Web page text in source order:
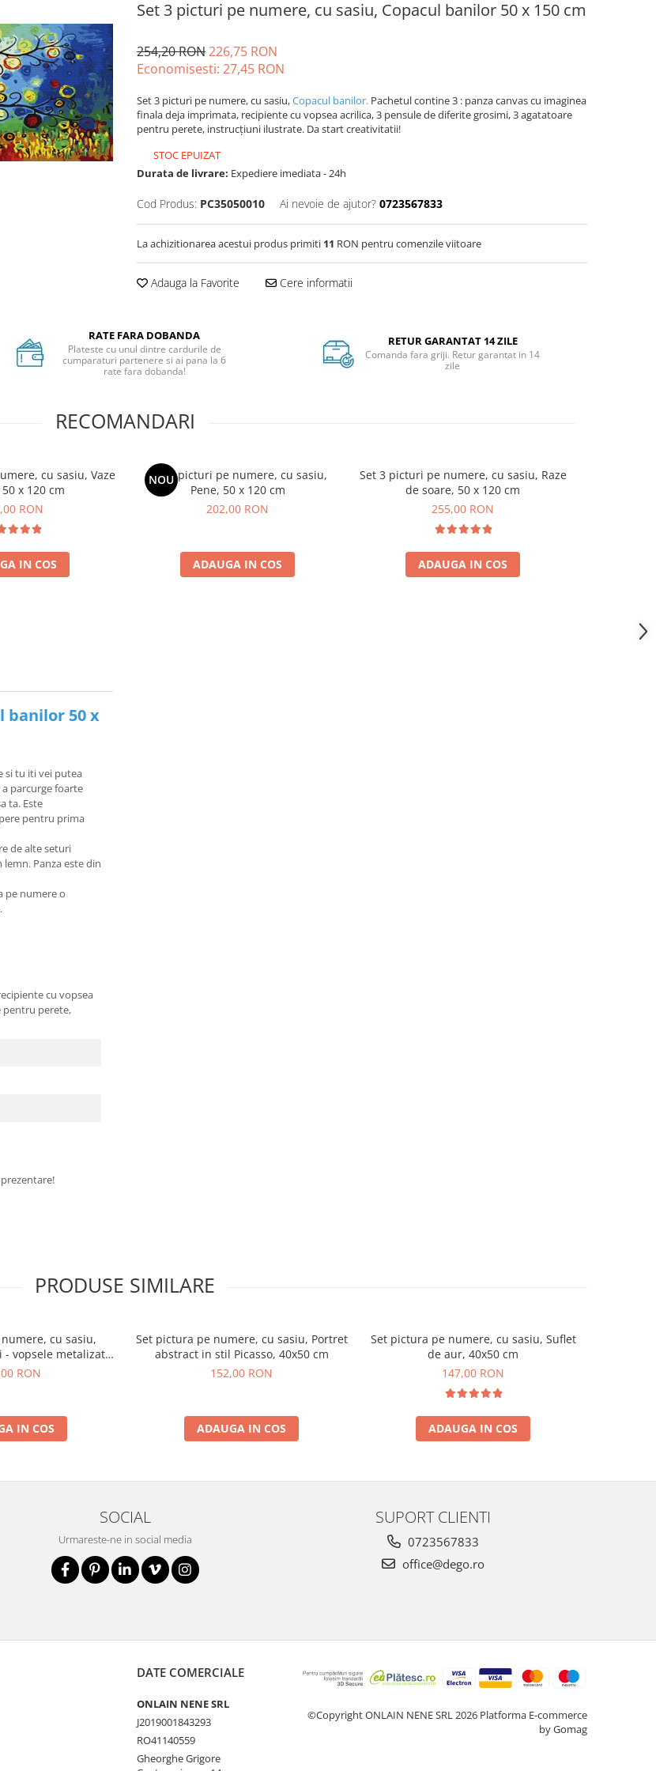
Set 3 picturi pe numere, cu sasiu, Copacul banilor 50 x 150 cm
254,20 RON226,75 RON
Economisesti: 27,45 RON
Set 3 picturi pe numere, cu sasiu,Copacul banilor. Pachetul contine 3 : panza canvas cu imaginea
finala deja imprimata, recipiente cu vopsea acrilica, 3 pensule de diferite grosimi, 3 agatatoare
pentru perete, instrucțiuni ilustrate. Da start creativitatii!
STOC EPUIZAT
Durata de livrare: Expediere imediata - 24h
Cod Produs: PC35050010 Ai nevoie de ajutor? 0723567833
La achizitionarea acestui produs primiti 11 RON pentru comenzile viitoare
Adauga la Favorite Cere informatii
RATE FARA DOBANDA
Plateste cu unul dintre cardurile de
cumparaturi partenere si ai pana la 6
rate fara dobanda!
RETUR GARANTAT 14 ZILE
Comanda fara griji. Retur garantat in 14
zile
RECOMANDARI
cu sasiu, Vaze
x 120 cm
RON
IN COS
NOU
Set 3 picturi pe numere, cu sasiu,
Pene, 50 x 120 cm
202,00 RON
ADAUGA IN COS
Set 3 picturi pe numere, cu sasiu, Raze
de soare, 50 x 120 cm
255,00 RON
ADAUGA IN COS
banilor 50 x
si tu iti vei putea
parcurge foarte
ta. Este
pentru prima
de alte seturi
Panza este din
pe numere o
cu vopsea
pentru perete,
PRODUSE SIMILARE
cu sasiu,
vopsele metalizate,
cm
RON
IN COS
Set pictura pe numere, cu sasiu, Portret
abstract in stil Picasso, 40x50 cm
152,00 RON
ADAUGA IN COS
Set pictura pe numere, cu sasiu, Suflet
de aur, 40x50 cm
147,00 RON
ADAUGA IN COS
SOCIAL
Urmareste-ne in social media
SUPORT CLIENTI
0723567833
office@dego.ro
DATE COMERCIALE
ONLAIN NENE SRL
J2019001843293
RO41140559
Gheorghe Grigore
©Copyright ONLAIN NENE SRL 2026 Platforma E-commerce
by Gomag